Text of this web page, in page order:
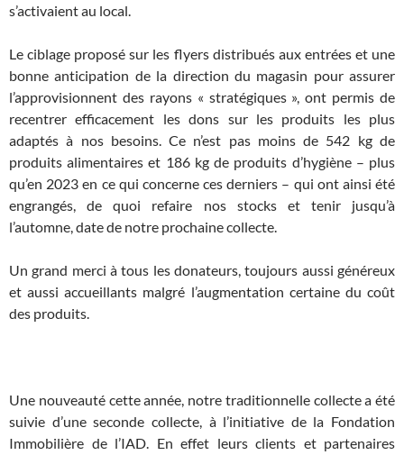
s’activaient au local.
Le ciblage proposé sur les flyers distribués aux entrées et une
bonne anticipation de la direction du magasin pour assurer
l’approvisionnent des rayons « stratégiques », ont permis de
recentrer efficacement les dons sur les produits les plus
adaptés à nos besoins. Ce n’est pas moins de 542 kg de
produits alimentaires et 186 kg de produits d’hygiène – plus
qu’en 2023 en ce qui concerne ces derniers – qui ont ainsi été
engrangés, de quoi refaire nos stocks et tenir jusqu’à
l’automne, date de notre prochaine collecte.
Un grand merci à tous les donateurs, toujours aussi généreux
et aussi accueillants malgré l’augmentation certaine du coût
des produits.
Une nouveauté cette année, notre traditionnelle collecte a été
suivie d’une seconde collecte, à l’initiative de la Fondation
Immobilière de l’IAD. En effet leurs clients et partenaires